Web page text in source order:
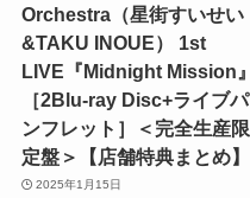
Orchestra（星街すいせい
&TAKU INOUE） 1st
LIVE『Midnight Mission』
［2Blu-ray Disc+ライブパ
ンフレット］＜完全生産限
定盤＞【店舗特典まとめ】
2025年1月15日